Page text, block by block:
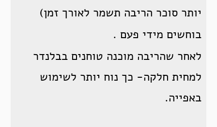
יותר סוכר הריבה תשמר לאורך זמן)
בוחשים מידי פעם .
לאחר שהריבה מוכנה טוחנים בבלנדר
למחית חלקה- כך נוח יותר לשימוש
באפייה.